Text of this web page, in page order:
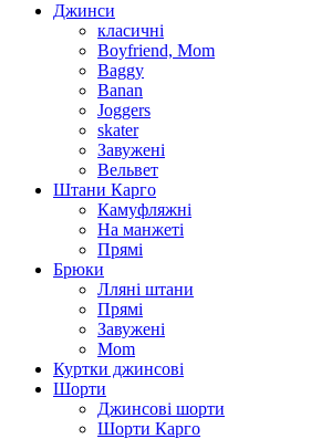
Джинси
класичні
Boyfriend, Mom
Baggy
Banan
Joggers
skater
Завужені
Вельвет
Штани Карго
Камуфляжні
На манжеті
Прямі
Брюки
Лляні штани
Прямі
Завужені
Mom
Куртки джинсові
Шорти
Джинсові шорти
Шорти Карго